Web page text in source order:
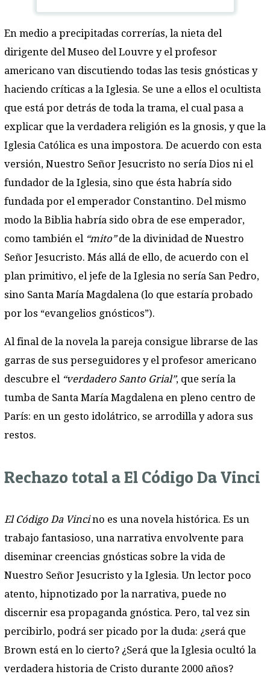
En medio a precipitadas correrías, la nieta del
dirigente del Museo del Louvre y el profesor
americano van discutiendo todas las tesis gnósticas y
haciendo críticas a la Iglesia. Se une a ellos el ocultista
que está por detrás de toda la trama, el cual pasa a
explicar que la verdadera religión es la gnosis, y que la
Iglesia Católica es una impostora. De acuerdo con esta
versión, Nuestro Señor Jesucristo no sería Dios ni el
fundador de la Iglesia, sino que ésta habría sido
fundada por el emperador Constantino. Del mismo
modo la Biblia habría sido obra de ese emperador,
como también el “mito”de la divinidad de Nuestro
Señor Jesucristo. Más allá de ello, de acuerdo con el
plan primitivo, el jefe de la Iglesia no sería San Pedro,
sino Santa María Magdalena (lo que estaría probado
por los “evangelios gnósticos”).
Al final de la novela la pareja consigue librarse de las
garras de sus perseguidores y el profesor americano
descubre el “verdadero Santo Grial”, que sería la
tumba de Santa María Magdalena en pleno centro de
París: en un gesto idolátrico, se arrodilla y adora sus
restos.
Rechazo total a El Código Da Vinci
El Código Da Vincino es una novela histórica. Es un
trabajo fantasioso, una narrativa envolvente para
diseminar creencias gnósticas sobre la vida de
Nuestro Señor Jesucristo y la Iglesia. Un lector poco
atento, hipnotizado por la narrativa, puede no
discernir esa propaganda gnóstica. Pero, tal vez sin
percibirlo, podrá ser picado por la duda: ¿será que
Brown está en lo cierto? ¿Será que la Iglesia ocultó la
verdadera historia de Cristo durante 2000 años?